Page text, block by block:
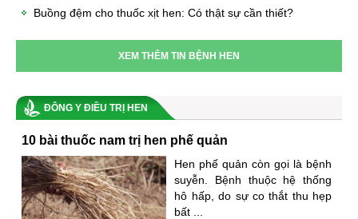
Buồng đệm cho thuốc xịt hen: Có thật sự cần thiết?
XEM THÊM TIN BỆNH HEN
ĐÔNG Y ĐIỀU TRỊ HEN
10 bài thuốc nam trị hen phế quản
Hen phế quản còn gọi là bệnh
suyễn. Bệnh thuộc hệ thống
hô hấp, do sự co thắt thu hẹp
bất ...